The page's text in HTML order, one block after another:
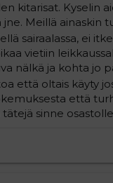
kitarisat. Kyselin
Meillä ainaskin
sairaalassa, ei
vietiin
nälkä ja kohta jo
että oltais käyty
että
sinne